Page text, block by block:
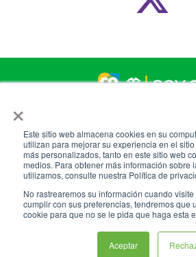
×
Este sitio web almacena cookies en su
utilizan para mejorar su experiencia en el
más personalizados, tanto en este sitio web
medios. Para obtener más información sobre
utilizamos, consulte nuestra Política de
No rastrearemos su información cuando
cumplir con sus preferencias, tendremos que
cookie para que no se le pida que haga esta
Aceptar
Conoce GOV.CO
Metro de Medellín, Todos los